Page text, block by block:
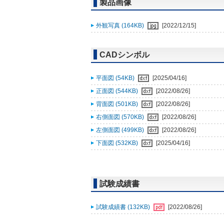
製品画像
外観写真 (164KB) [2022/12/15]
CADシンボル
平面図 (54KB)
[2025/04/16]
正面図 (544KB)
[2022/08/26]
背面図 (501KB)
[2022/08/26]
右側面図 (570KB)
[2022/08/26]
左側面図 (499KB)
[2022/08/26]
下面図 (532KB)
[2025/04/16]
試験成績書
試験成績書 (132KB) [2022/08/26]